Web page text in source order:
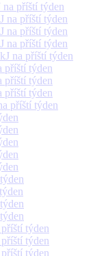
příští týden
na příští týden
na příští týden
na příští týden
na příští týden
příští týden
příští týden
příští týden
příští týden
týden
týden
týden